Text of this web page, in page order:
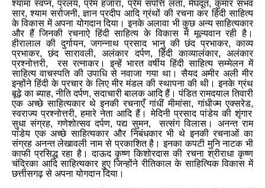
श्यामा स्वप्न, प्रलय, प्रेम हजारा, प्रेम संपत्ति लता, मेघदूत, कुमार संभव
सार, श्याम सरोजनी, ज्ञान प्रदीप आदि ग्रंथों की रचना कर हिंदी साहित्य
के विकास में अपना योगदान दिया। इनके अलावा भी कुछ अन्य साहित्यकार
और हैं जिनकी रचनाऐ हिंदी साहित्य के विकास में मूल्यवान रही है।
हीरालाल की दुर्गायन, जगन्नाथ प्रसाद भानु की छंद प्रभाकर, काव्य
प्रभाकर, छंद सारावली, अलंकार दर्पण, हिंदी काव्यालंकार,अलंकार
प्रश्नोत्तरी,
रस रत्नाकर। इन्हें भारत वर्षीय हिंदी साहित्य सम्मेलन में
साहित्य वाचस्पति की उपाधि से नवाजा गया था। सैयद अमीर अली मीर
इन्होंने हिंदी के प्रचार के लिए मीर मंडल की स्थापना की थी। इनके ग्रंथ
बूढ़े का ब्याह, नीति दर्पण, सदाचारी बालक आदि हैं। पंडित रामदयाल तिवारी
एक अच्छे साहित्यकार थे इनकी रचनाएँ गांधीं मीमांसा,गांधीज्म एक्सरेड,
स्वराज्य प्रश्नोत्तरी, हमारे नेता आदि हैं। मेदिनी प्रसाद पांडेय की शृंगार
सुधा संग्रह, गणेशोत्सव दर्पण, पद्य सुमन,
सत्संग विलास। अनन्त राम
पांडेय एक अच्छे साहित्यकार और निबंधकार भी थे इनकी रचनाओं का
संग्रह अनन्त लेखावली नाम से प्रकाशित है। इनका कपटी मुनि नाटक भी
काफी प्रसिद्ध रहा है। दाऊद कृष्ण किशोरदास की रचना श्रीराधा कृष्ण
चंद्रिका आदि साहित्यकार हुए जिन्होंने रीतिकाल के साहित्यिक विकास में
छत्तीसगढ़ से अपना योगदान दिया।